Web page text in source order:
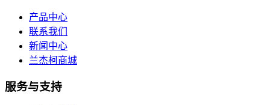
产品中心
联系我们
新闻中心
兰杰柯商城
服务与支持